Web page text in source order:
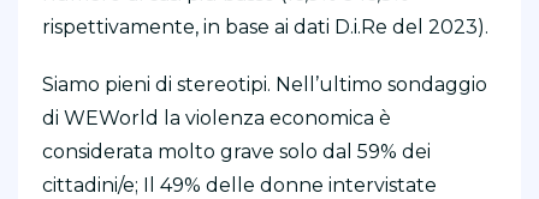
rispettivamente, in base ai dati D.i.Re del 2023).
Siamo pieni di stereotipi. Nell’ultimo sondaggio
di WEWorld la violenza economica è
considerata molto grave solo dal 59% dei
cittadini/e; Il 49% delle donne intervistate